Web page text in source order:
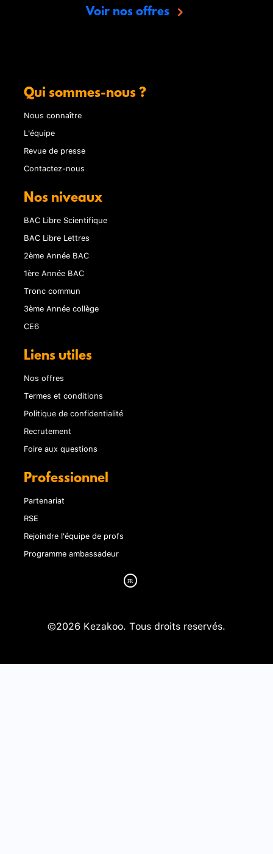
Voir nos offres
Qui sommes-nous ?
Nous connaître
L'équipe
Revue de presse
Contactez-nous
Nos niveaux
BAC Libre Scientifique
BAC Libre Lettres
2ème Année BAC
1ère Année BAC
Tronc commun
3ème Année collège
CE6
Liens utiles
Nos offres
Termes et conditions
Politique de confidentialité
Recrutement
Foire aux questions
Professionnel
Partenariat
RSE
Rejoindre l'équipe de profs
Programme ambassadeur
©2026 Kezakoo. Tous droits reservés.